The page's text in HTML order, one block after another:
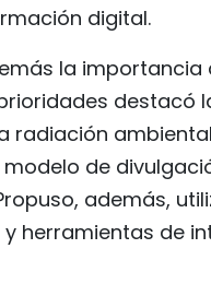
digital.
la
radiación
de
además,
herramientas de